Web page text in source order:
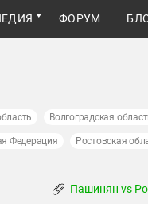
ФОРУМ
Волгоградская
Федерация Ростовская
Пашинян vs